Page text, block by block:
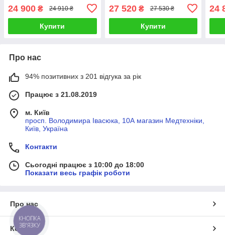
24 900 ₴ 24 910 ₴
Купити
27 520₴ 27 530 ₴
Купити
24
Про нас
94% позитивних з 201 відгука за рік
Працює з 21.08.2019
м. Київ
просп. Володимира Івасюка, 10А магазин Медтехніки,
Київ, Україна
Контакти
Сьогодні працює з 10:00 до 18:00
Показати весь графік роботи
Про нас
Контакти
КНОПКА
ЗВ'ЯЗКУ